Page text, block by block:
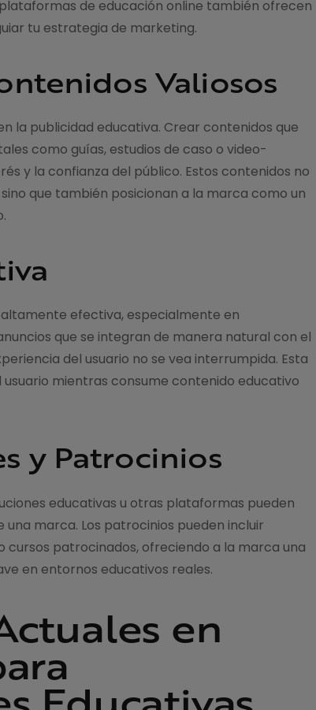
de educación online también ofrecen
tu estrategia de marketing.
Valiosos
la publicidad educativa. Crear contenidos que
como guías, estudios de caso o video-
y la confianza del público. Estos contenidos no
que también posicionan a la marca como un
efectiva, especialmente en
que se integran de manera natural con el
del usuario no se vea interrumpida. Esta
mientras consume contenido educativo
y Patrocinios
educativas u otras plataformas pueden
marca. Los patrocinios pueden incluir
cursos patrocinados, ofreciendo a la marca una
en entornos educativos reales.
en